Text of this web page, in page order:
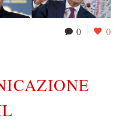
0 0